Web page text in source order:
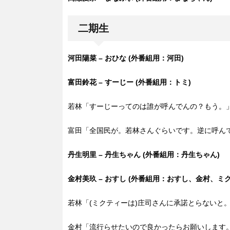
二期生
河田陽菜 – おひな (外番組用：河田)
富田鈴花 – すーじー (外番組用：トミ)
若林「すーじーってのは誰が呼んでんの？もう。」
富田「全国民が。若林さんぐらいです。逆に呼ん
丹生明里 – 丹生ちゃん (外番組用：丹生ちゃん)
金村美玖 – おすし (外番組用：おすし、金村、ミ
若林「(ミクティーは)庄司さんに承諾とらないと。
金村「流行らせたいので良かったらお願いします